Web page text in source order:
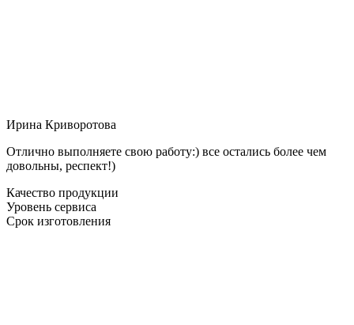
Ирина Криворотова
Отлично выполняете свою работу:) все остались более чем
довольны, респект!)
Качество продукции
Уровень сервиса
Срок изготовления